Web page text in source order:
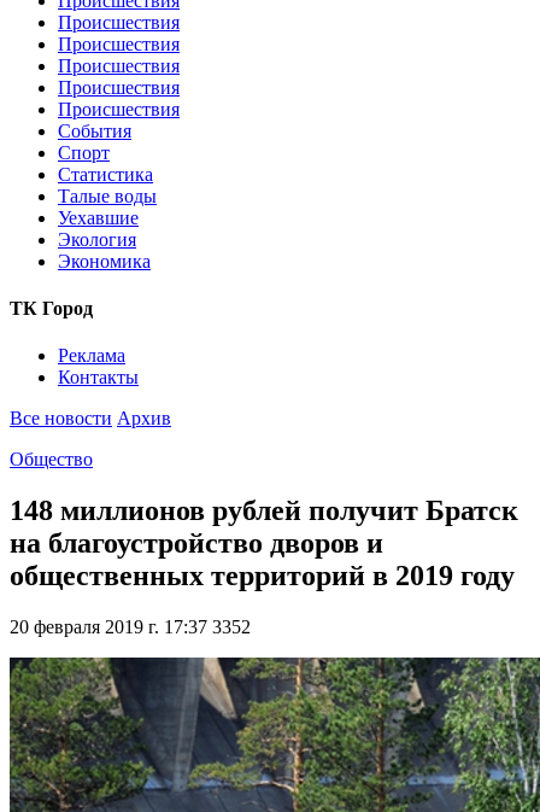
Происшествия
Происшествия
Происшествия
Происшествия
Происшествия
События
Спорт
Статистика
Талые воды
Уехавшие
Экология
Экономика
ТК Город
Реклама
Контакты
Все новости Архив
Общество
148 миллионов рублей получит Братск
на благоустройство дворов и
общественных территорий в 2019 году
20 февраля 2019 г. 17:37 3352